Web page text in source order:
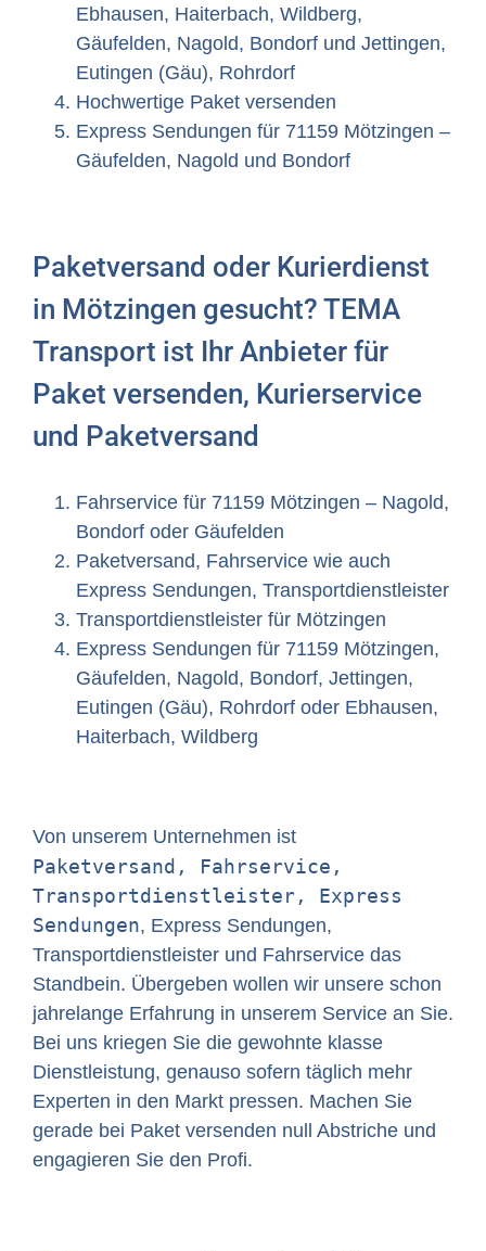
Ebhausen, Haiterbach, Wildberg,
Gäufelden, Nagold, Bondorf und Jettingen,
Eutingen (Gäu), Rohrdorf
Hochwertige Paket versenden
Express Sendungen für 71159 Mötzingen –
Gäufelden, Nagold und Bondorf
Paketversand oder Kurierdienst
in Mötzingen gesucht? TEMA
Transport ist Ihr Anbieter für
Paket versenden, Kurierservice
und Paketversand
Fahrservice für 71159 Mötzingen – Nagold,
Bondorf oder Gäufelden
Paketversand, Fahrservice wie auch
Express Sendungen, Transportdienstleister
Transportdienstleister für Mötzingen
Express Sendungen für 71159 Mötzingen,
Gäufelden, Nagold, Bondorf, Jettingen,
Eutingen (Gäu), Rohrdorf oder Ebhausen,
Haiterbach, Wildberg
Von unserem Unternehmen ist
Paketversand, Fahrservice,
Transportdienstleister, Express
Sendungen, Express Sendungen,
Transportdienstleister und Fahrservice das
Standbein. Übergeben wollen wir unsere schon
jahrelange Erfahrung in unserem Service an Sie.
Bei uns kriegen Sie die gewohnte klasse
Dienstleistung, genauso sofern täglich mehr
Experten in den Markt pressen. Machen Sie
gerade bei Paket versenden null Abstriche und
engagieren Sie den Profi.